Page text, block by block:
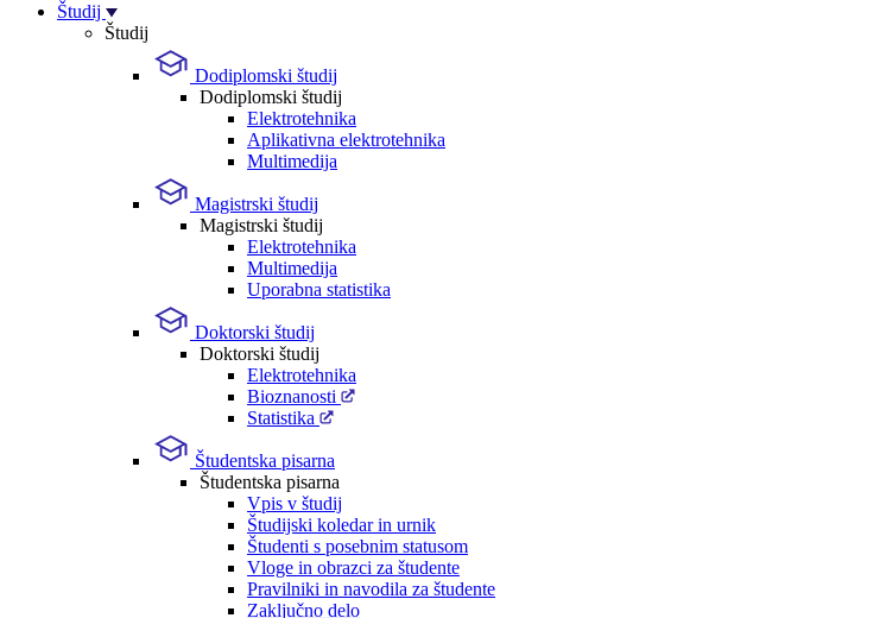
Študij
Študij
Dodiplomski študij
Dodiplomski študij
Elektrotehnika
Aplikativna elektrotehnika
Multimedija
Magistrski študij
Magistrski študij
Elektrotehnika
Multimedija
Uporabna statistika
Doktorski študij
Doktorski študij
Elektrotehnika
Bioznanosti
Statistika
Študentska pisarna
Študentska pisarna
Vpis v študij
Študijski koledar in urnik
Študenti s posebnim statusom
Vloge in obrazci za študente
Pravilniki in navodila za študente
Zaključno delo